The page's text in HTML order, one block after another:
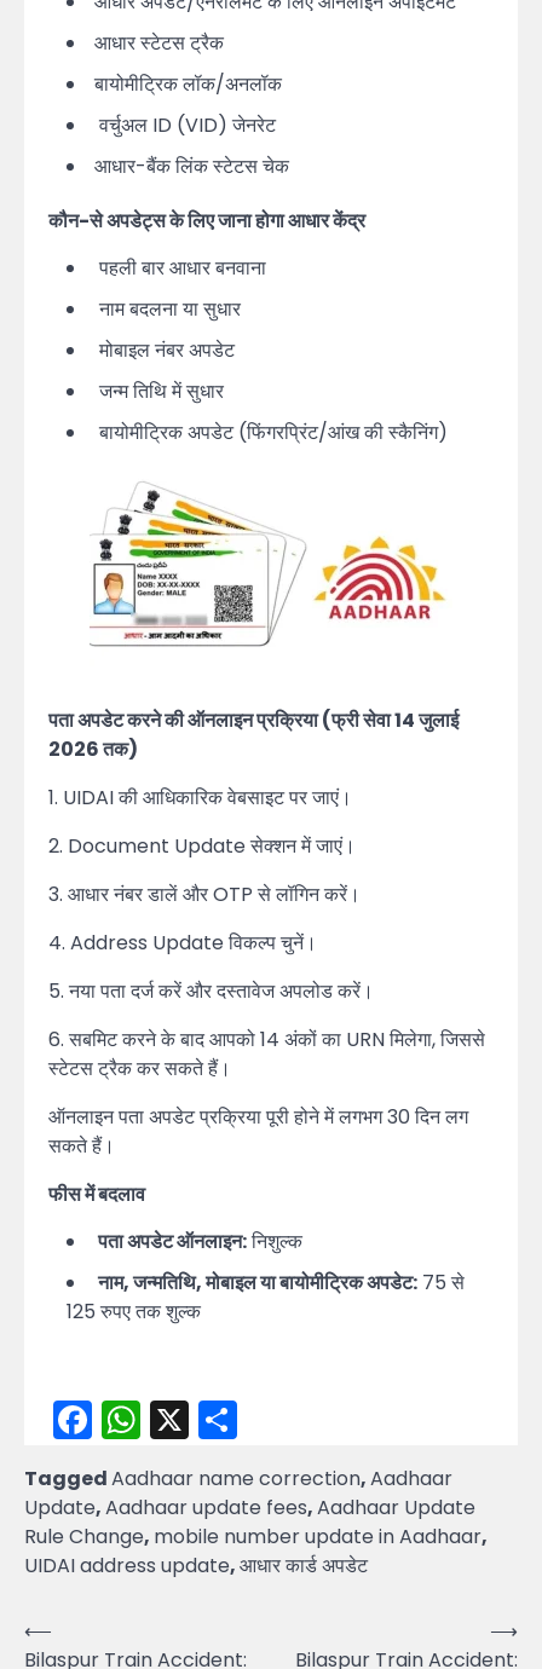
आधार स्टेटस ट्रैक
बायोमीट्रिक लॉक/अनलॉक
वर्चुअल ID (VID) जेनरेट
आधार-बैंक लिंक स्टेटस चेक
कौन-से अपडेट्स के लिए जाना होगा आधार केंद्र
पहली बार आधार बनवाना
नाम बदलना या सुधार
मोबाइल नंबर अपडेट
जन्म तिथि में सुधार
बायोमीट्रिक अपडेट (फिंगरप्रिंट/आंख की स्कैनिंग)
पता अपडेट करने की ऑनलाइन प्रक्रिया (फ्री सेवा 14 जुलाई
2026 तक)
1. UIDAI की आधिकारिक वेबसाइट पर जाएं।
2. Document Update सेक्शन में जाएं।
3. आधार नंबर डालें और OTP से लॉगिन करें।
4. Address Update विकल्प चुनें।
5. नया पता दर्ज करें और दस्तावेज अपलोड करें।
6. सबमिट करने के बाद आपको 14 अंकों का URN मिलेगा, जिससे
स्टेटस ट्रैक कर सकते हैं।
ऑनलाइन पता अपडेट प्रक्रिया पूरी होने में लगभग 30 दिन लग
सकते हैं।
फीस में बदलाव
पता अपडेट ऑनलाइन:निशुल्क
नाम, जन्मतिथि, मोबाइल या बायोमीट्रिक अपडेट: 75 से
125 रुपए तक शुल्क
Facebook
WhatsApp
X
TaggedAadhaar name correction,Aadhaar
Update,Aadhaar update fees,Aadhaar Update
Rule Change, mobile number update in Aadhaar,
UIDAI address update,आधार कार्ड अपडेट
Post
⟵
Bilaspur Train Accident:
Bilaspur Train Accident:
⟶